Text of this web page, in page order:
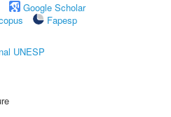
Google Scholar
Fapesp
UNESP